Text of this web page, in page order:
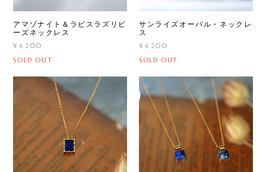
アマゾナイト＆ラピスラズリビ
ーズネックレス
¥4,200
SOLD OUT
サンライズオーバル・ネックレ
ス
¥4,200
SOLD OUT